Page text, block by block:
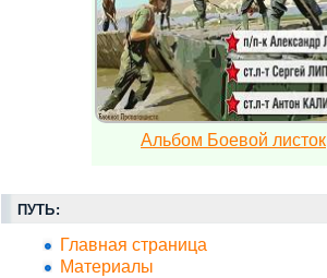
Альбом Боевой листок
ПУТЬ:
Главная страница
Материалы